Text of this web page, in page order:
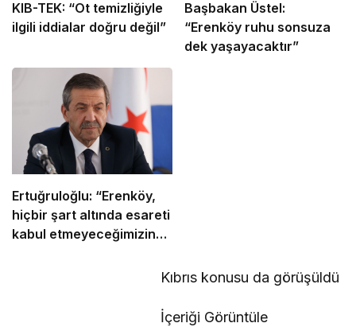
KIB-TEK: “Ot temizliğiyle
ilgili iddialar doğru değil”
Başbakan Üstel:
“Erenköy ruhu sonsuza
dek yaşayacaktır”
Ertuğruloğlu: “Erenköy,
hiçbir şart altında esareti
kabul etmeyeceğimizin
Kıbrıs konusu da görüşüldü
İçeriği Görüntüle